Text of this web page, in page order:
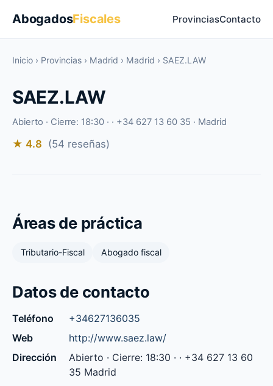
AbogadosFiscales ProvinciasContacto
Inicio › Provincias › Madrid › Madrid › SAEZ.LAW
SAEZ.LAW
Abierto · Cierre: 18:30 · · +34 627 13 60 35 · Madrid
★ 4.8 (54 reseñas)
Áreas de práctica
Tributario-Fiscal Abogado fiscal
Datos de contacto
Teléfono
+34627136035
Web
http://www.saez.law/
Dirección
Abierto · Cierre: 18:30 · · +34 627 13 60
35 Madrid